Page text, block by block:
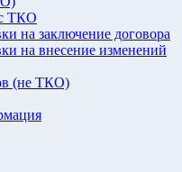
ТКО
на заключение договора
на внесение изменений
(не ТКО)